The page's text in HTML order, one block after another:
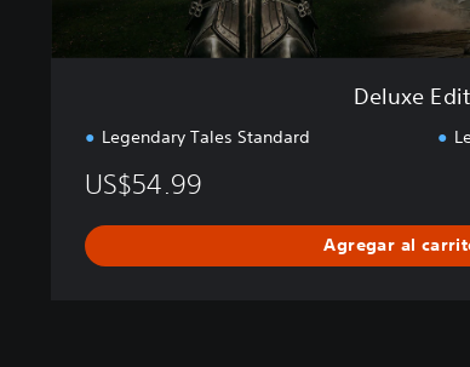
Deluxe
Legendary Tales Standard
US$54.99
Agregar al